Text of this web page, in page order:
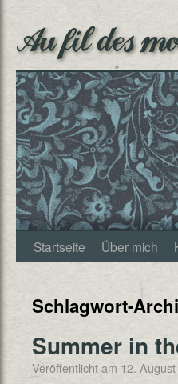
Au fil des
Startseite Über mich
Schlagwort-
Summer in
Veröffentlicht am 12.